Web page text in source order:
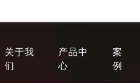
关于我
们
产品中
心
案
例